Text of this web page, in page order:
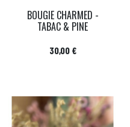
BOUGIE CHARMED -
TABAC & PINE
Prix
30,00 €